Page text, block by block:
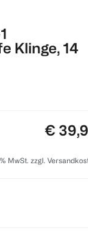
Klinge, 14
Preis:
€
MwSt. zzgl.